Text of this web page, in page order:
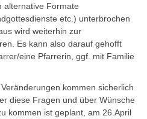
alternative Formate
etc.) unterbrochen
wird weiterhin zur
Es kann also darauf gehofft
eine Pfarrerin, ggf. mit Familie
kommen sicherlich
diese Fragen und über Wünsche
kommen ist geplant, am 26.April